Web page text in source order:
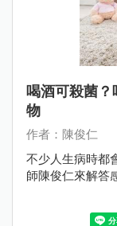
喝酒可殺菌
物
作者：陳俊仁
不少人生病時都
師陳俊仁來解答